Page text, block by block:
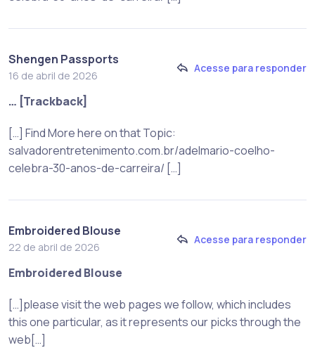
Shengen Passports
16 de abril de 2026
Acesse para responder
… [Trackback]
[…] Find More here on that Topic:
salvadorentretenimento.com.br/adelmario-coelho-
celebra-30-anos-de-carreira/ […]
Embroidered Blouse
22 de abril de 2026
Acesse para responder
Embroidered Blouse
[…]please visit the web pages we follow, which includes
this one particular, as it represents our picks through the
web[…]